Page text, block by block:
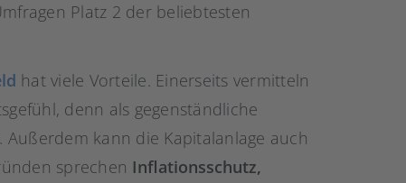
Platz 2 der beliebtesten
hat viele Vorteile. Einerseits vermitteln
denn als gegenständliche
kann die Kapitalanlage auch
sprechen Inflationsschutz,